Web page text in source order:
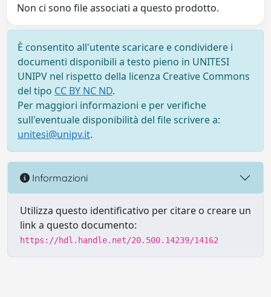
Non ci sono file associati a questo prodotto.
È consentito all'utente scaricare e condividere i
documenti disponibili a testo pieno in UNITESI
UNIPV nel rispetto della licenza Creative Commons
del tipo CC BY NC ND.
Per maggiori informazioni e per verifiche
sull'eventuale disponibilità del file scrivere a:
unitesi@unipv.it.
Informazioni
Utilizza questo identificativo per citare o creare un
link a questo documento:
https://hdl.handle.net/20.500.14239/14162